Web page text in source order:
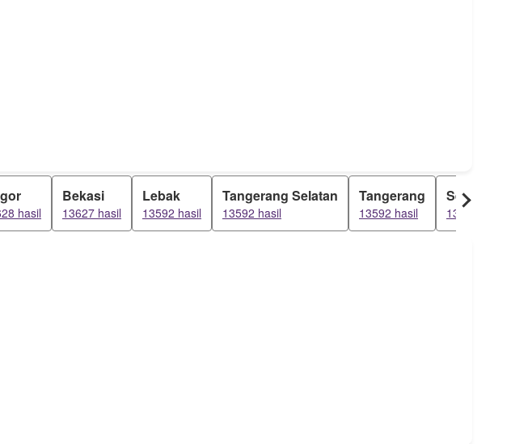
hasil
Bekasi
13627 hasil
Lebak
13592 hasil
Tangerang Selatan
13592 hasil
Tangerang
13592 hasil
Serpong
13592 hasil